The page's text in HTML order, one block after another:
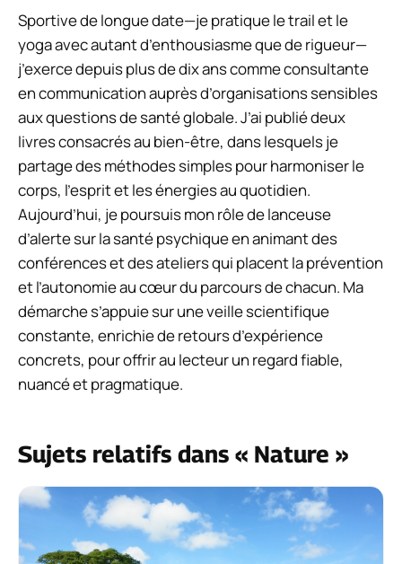
Sportive de longue date—je pratique le trail et le
yoga avec autant d’enthousiasme que de rigueur—
j’exerce depuis plus de dix ans comme consultante
en communication auprès d’organisations sensibles
aux questions de santé globale. J’ai publié deux
livres consacrés au bien-être, dans lesquels je
partage des méthodes simples pour harmoniser le
corps, l’esprit et les énergies au quotidien.
Aujourd’hui, je poursuis mon rôle de lanceuse
d’alerte sur la santé psychique en animant des
conférences et des ateliers qui placent la prévention
et l’autonomie au cœur du parcours de chacun. Ma
démarche s’appuie sur une veille scientifique
constante, enrichie de retours d’expérience
concrets, pour offrir au lecteur un regard fiable,
nuancé et pragmatique.
Sujets relatifs dans « Nature »